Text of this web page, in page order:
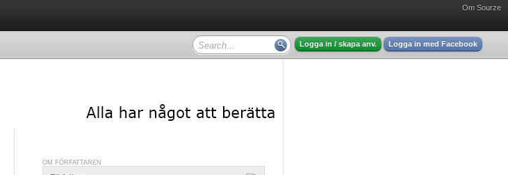
Om Sourze
Logga in / skapa anv. Logga in med Facebook
OM FÖRFATTAREN